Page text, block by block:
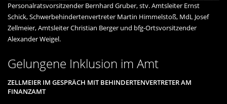
Personalratsvorsitzender Bernhard Gruber, stv. Amtsleiter Ernst
Schick, Schwerbehindertenvertreter Martin Himmelstoß, MdL Josef
Zellmeier, Amtsleiter Christian Berger und bfg-Ortsvorsitzender
Alexander Weigel.
Gelungene Inklusion im Amt
ZELLMEIER IM GESPRÄCH MIT BEHINDERTENVERTRETER AM
FINANZAMT